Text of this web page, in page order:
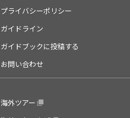
プライバシーポリシー
ガイドライン
ガイドブックに投稿する
お問い合わせ
海外ツアー